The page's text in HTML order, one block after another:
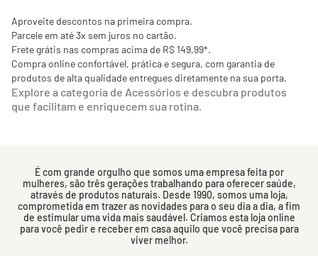
Aproveite descontos na primeira compra.
Parcele em até 3x sem juros no cartão.
Frete grátis nas compras acima de R$ 149,99*.
Compra online confortável, prática e segura, com garantia de
produtos de alta qualidade entregues diretamente na sua porta.
Explore a categoria de Acessórios e descubra produtos
que facilitam e enriquecem sua rotina.
É com grande orgulho que somos uma empresa feita por
mulheres, são três gerações trabalhando para oferecer saúde,
através de produtos naturais. Desde 1990, somos uma loja,
comprometida em trazer as novidades para o seu dia a dia, a fim
de estimular uma vida mais saudável. Criamos esta loja online
para você pedir e receber em casa aquilo que você precisa para
viver melhor.